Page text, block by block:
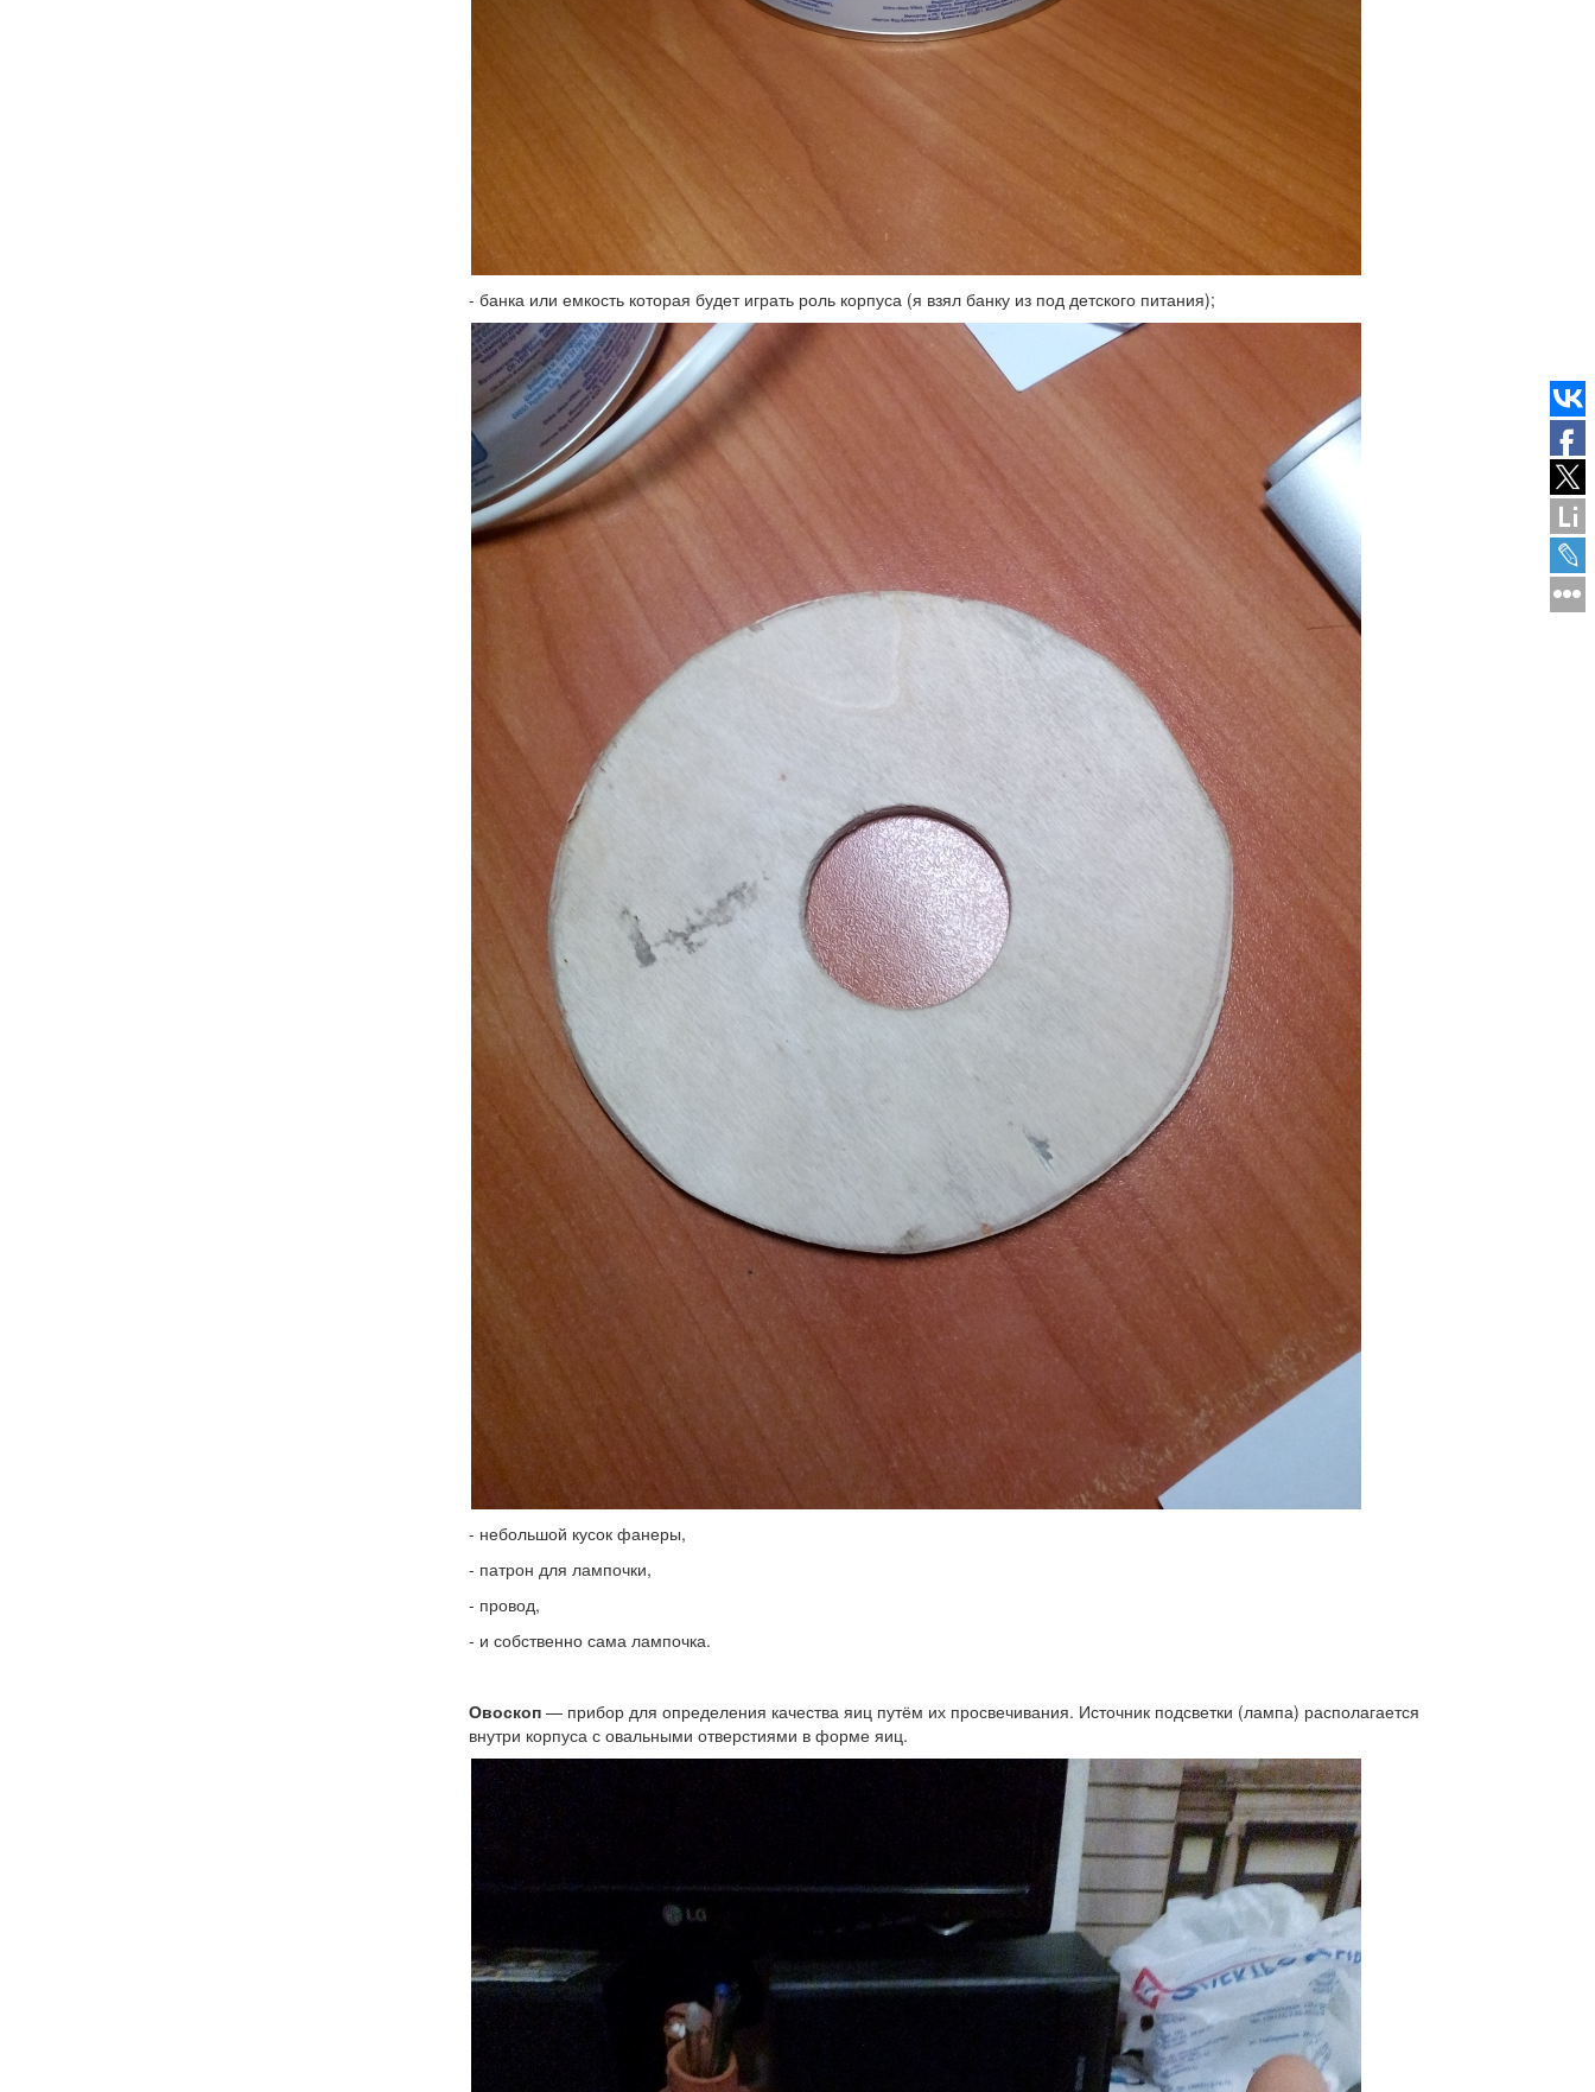
- банка или емкость которая будет играть роль корпуса (я взял банку из под детского питания);
- небольшой кусок фанеры,
- патрон для лампочки,
- провод,
- и собственно сама лампочка.
Овоскоп— прибор для определения качества яиц путём их просвечивания. Источник подсветки (лампа) располагается
внутри корпуса с овальными отверстиями в форме яиц.